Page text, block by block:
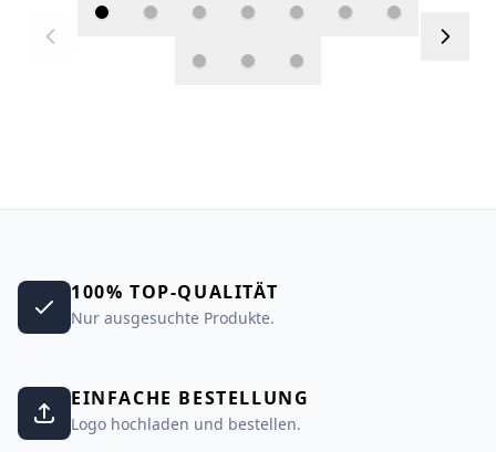
100% TOP-QUALITÄT
Nur ausgesuchte Produkte.
EINFACHE BESTELLUNG
Logo hochladen und bestellen.